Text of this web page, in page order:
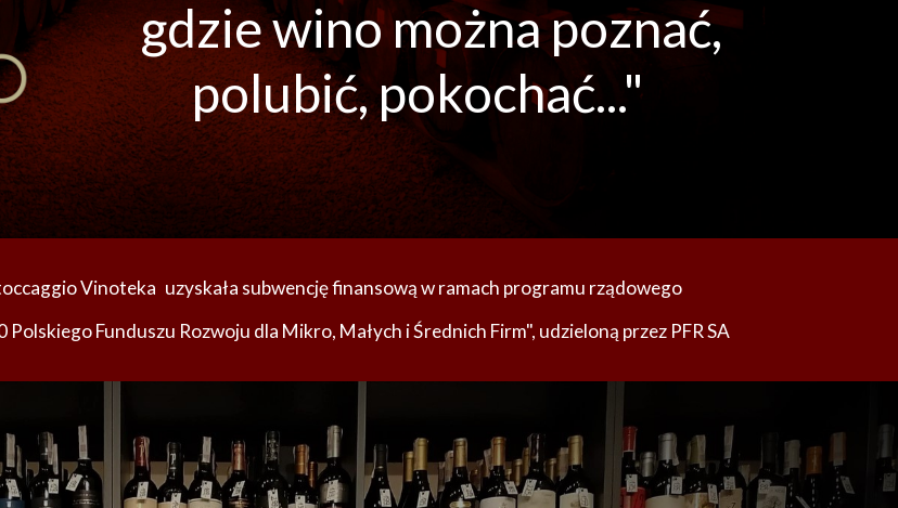
gdzie wino można poznać,
polubić, pokochać..."
Vinoteka uzyskała subwencję finansową w ramach programu rządowego
Polskiego Funduszu Rozwoju dla Mikro, Małych i Średnich Firm", udzieloną przez PFR SA